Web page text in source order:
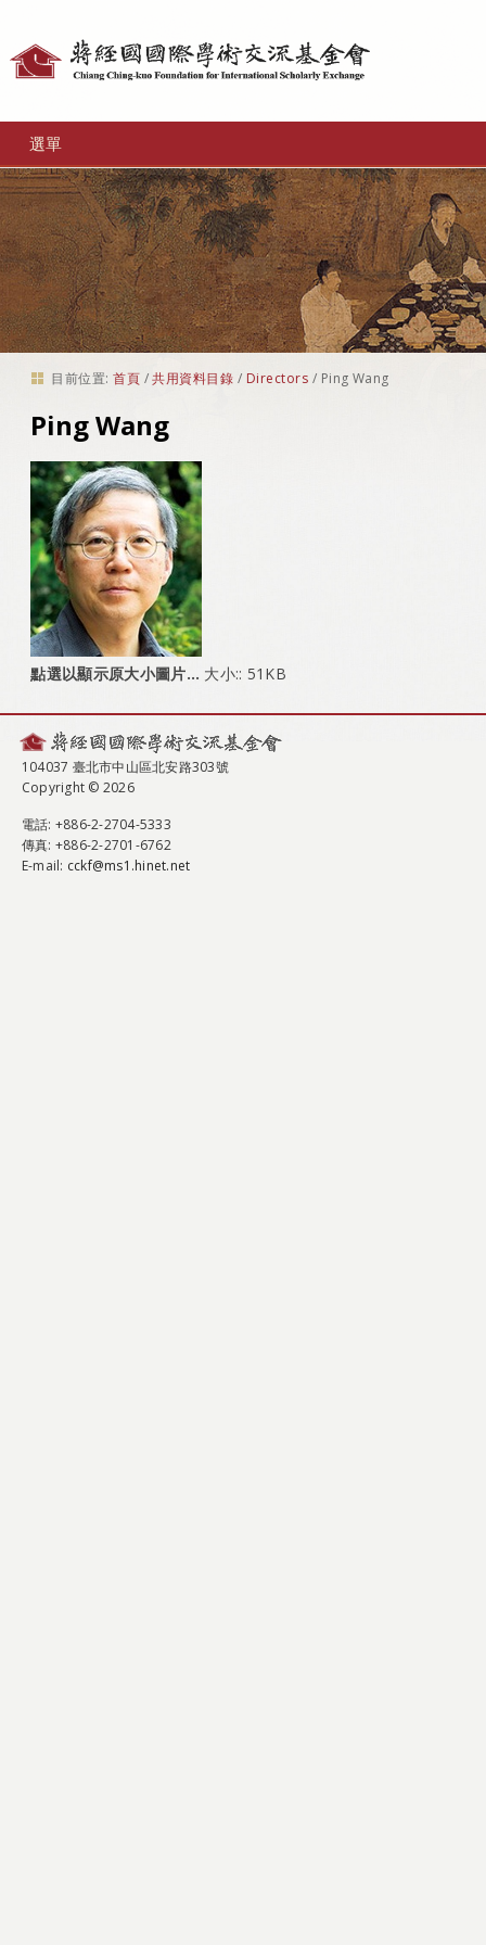
選單
目前位置: 首頁 /共用資料目錄 / Directors / Ping Wang
Ping Wang
點選以顯示原大小圖片… 大小:: 51KB
104037 臺北市中山區北安路303號
Copyright © 2026
電話: +886-2-2704-5333
傳真: +886-2-2701-6762
E-mail: cckf@ms1.hinet.net